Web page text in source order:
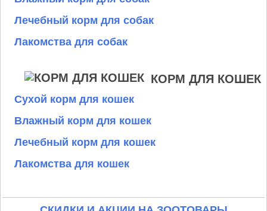
Лечебный корм для собак
Лакомства для собак
КОРМ ДЛЯ КОШЕК
Сухой корм для кошек
Влажный корм для кошек
Лечебный корм для кошек
Лакомства для кошек